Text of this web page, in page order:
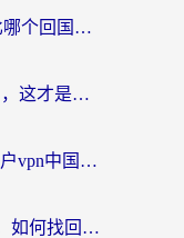
ChickCN VPN和畅游VPN对比哪个回国效果更好？海外党必看的回国加速器选择指南
别再苦苦寻找免费VPN节点了，这才是海外访问国内资源的正确姿势
别再被地区限制卡哭！海外用户vpn中国下载全攻略，无缝刷剧办公社交
App Store VPN 推荐：在海外，如何找回那扇回家的“任意门”？